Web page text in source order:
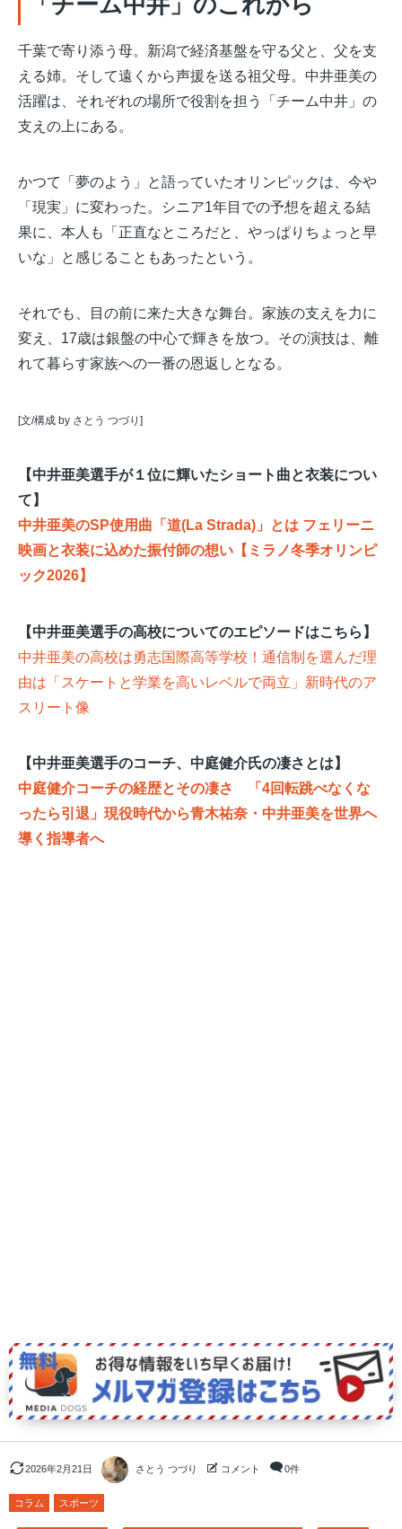
千葉で寄り添う母。新潟で経済基盤を守る父と、父を支
える姉。そして遠くから声援を送る祖父母。中井亜美の
活躍は、それぞれの場所で役割を担う「チーム中井」の
支えの上にある。
かつて「夢のよう」と語っていたオリンピックは、今や
「現実」に変わった。シニア1年目での予想を超える結
果に、本人も「正直なところだと、やっぱりちょっと早
いな」と感じることもあったという。
それでも、目の前に来た大きな舞台。家族の支えを力に
変え、17歳は銀盤の中心で輝きを放つ。その演技は、離
れて暮らす家族への一番の恩返しとなる。
[文/構成 by さとう つづり]
【中井亜美選手が１位に輝いたショート曲と衣装につい
て】
中井亜美のSP使用曲「道(La Strada)」とは フェリーニ
映画と衣装に込めた振付師の想い【ミラノ冬季オリンピ
ック2026】
【中井亜美選手の高校についてのエピソードはこちら】
中井亜美の高校は勇志国際高等学校！通信制を選んだ理
由は「スケートと学業を高いレベルで両立」新時代のア
スリート像
【中井亜美選手のコーチ、中庭健介氏の凄さとは】
中庭健介コーチの経歴とその凄さ 「4回転跳べなくな
ったら引退」現役時代から青木祐奈・中井亜美を世界へ
導く指導者へ
2026年2月21日 さとう つづり コメント 0件
コラム スポーツ